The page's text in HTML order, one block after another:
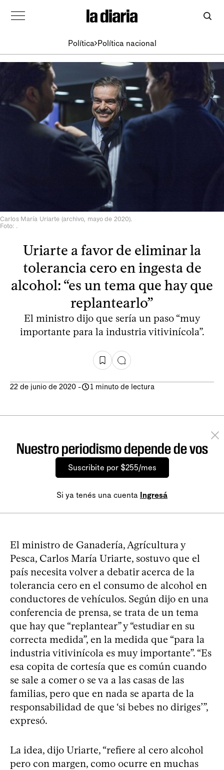
Política Política nacional
Carlos María Uriarte (archivo, mayo de 2020).
Foto: .
Uriarte a favor de eliminar la
tolerancia cero en ingesta de
alcohol: “es un tema que hay que
replantearlo”
El ministro dijo que sería un paso “muy
importante para la industria vitivinícola”.
22 de junio de 2020 - 1 minuto de lectura
Nuestro periodismo depende de vos
Suscribite por $255/mes
Si ya tenés una cuenta Ingresá
El ministro de Ganadería, Agrícultura y
Pesca, Carlos María Uriarte, sostuvo que el
país necesita volver a debatir acerca de la
tolerancia cero en el consumo de alcohol en
conductores de vehículos. Según dijo en una
conferencia de prensa, se trata de un tema
que hay que “replantear” y “estudiar en su
correcta medida”, en la medida que “para la
industria vitivinícola es muy importante”. “Es
esa copita de cortesía que es común cuando
se sale a comer o se va a las casas de las
familias, pero que en nada se aparta de la
responsabilidad de que ‘si bebes no diriges’”,
expresó.
La idea, dijo Uriarte, “refiere al cero alcohol
pero con margen, como ocurre en muchas